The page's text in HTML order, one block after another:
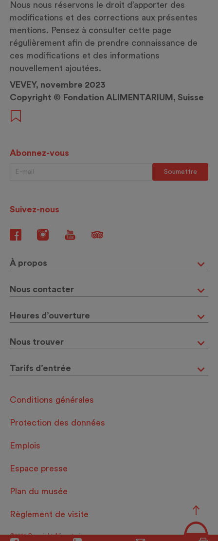
Nous nous réservons le droit d’apporter des
modifications et des corrections aux présentes
mentions. Pensez à consulter cette page
régulièrement afin de prendre connaissance de
ces modifications et des informations
nouvellement ajoutées.
VEVEY, novembre 2023
Copyright © Fondation ALIMENTARIUM, Suisse
Abonnez-vous
Suivez-nous
À propos
Nous contacter
Heures d’ouverture
Nous trouver
Tarifs d’entrée
©2026 Copyright Alimentarium.
Conditions générales
Protection des données
Emplois
Espace presse
Plan du musée
Règlement de visite